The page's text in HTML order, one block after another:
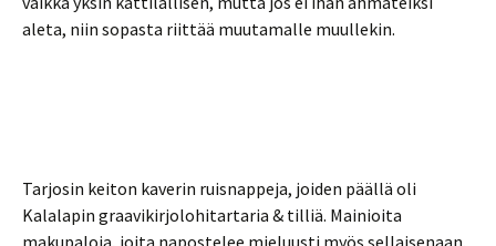
aleta, niin sopasta riittää muutamalle muullekin.
Tarjosin keiton kaverin ruisnappeja, joiden päällä oli
Kalalapin graavikirjolohitartaria & tilliä. Mainioita
makupaloja, joita napostelee mieluusti myös sellaisenaan.